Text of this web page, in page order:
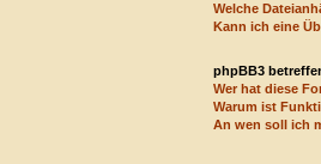
Welche
Kann ich eine
phpBB3
Wer hat diese
Warum ist
An wen soll ich